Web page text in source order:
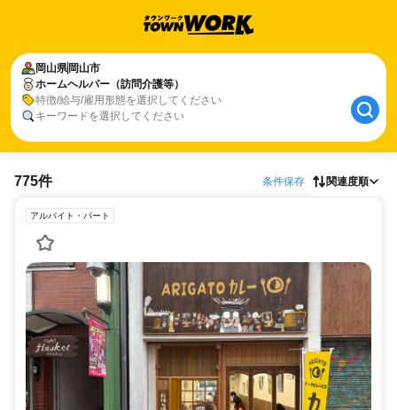
岡山県 岡山市
ホームヘルパー（訪問介護等）
特徴/給与/雇用形態を選択してください
キーワードを選択してください
775件 条件保存 関連度順
アルバイト・パート